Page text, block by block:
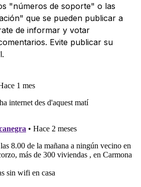
"números de soporte" o las
que se pueden publicar a
de informar y votar
Evite publicar su